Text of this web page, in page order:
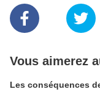
Vous aimerez
Les conséquences